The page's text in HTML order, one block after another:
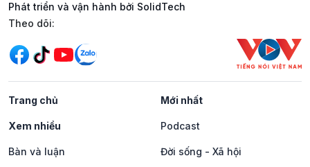
Phát triển và vận hành bởi SolidTech
Mạng xã hội
Theo dõi:
Trang chủ Mới nhất
Xem nhiều Podcast
Bàn và luận Đời sống - Xã hội